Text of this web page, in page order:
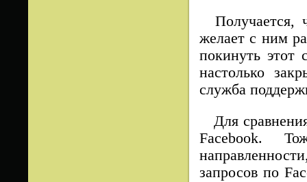
Получается,
желает с ним
покинуть этот
настолько
служба
Для
Facebook.
запросов по